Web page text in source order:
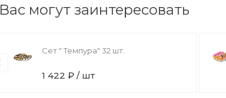
Вас могут заинтересовать
Сет " Темпура" 32 шт.
1 422 ₽ / шт